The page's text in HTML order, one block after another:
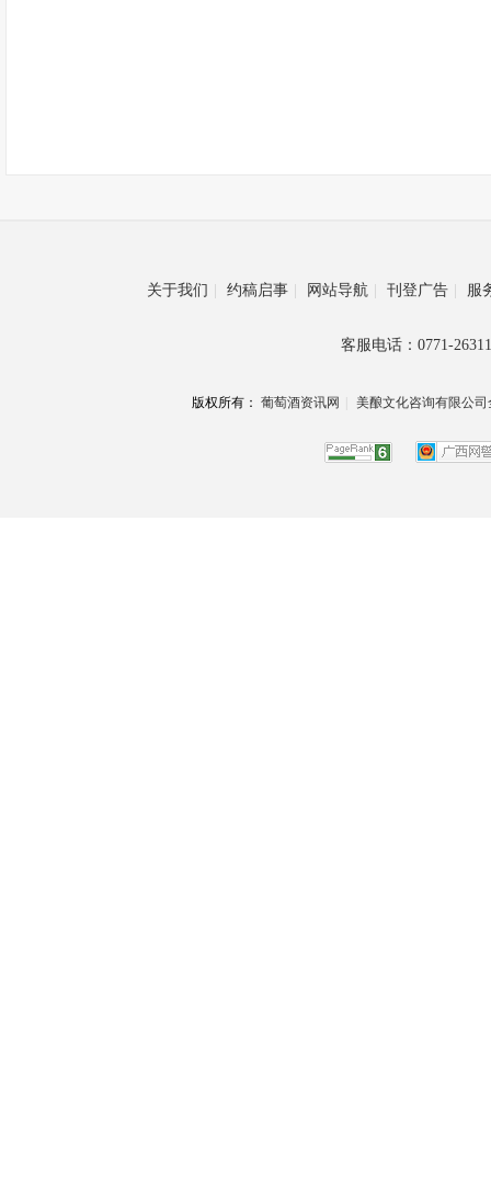
关于我们 | 约稿启事 | 网站导航 | 刊登广告 | 服
客服电话：0771-
版权所有： 葡萄酒资讯网 美酿文化咨询有限公司